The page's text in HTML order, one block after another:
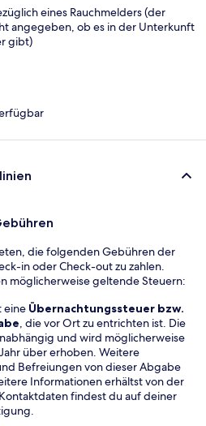
eines Rauchmelders (der
angegeben, ob es in der Unterkunft
gibt)
die folgenden Gebühren der
in oder Check-out zu zahlen.
möglicherweise geltende Steuern:
eine Übernachtungssteuer bzw.
, die vor Ort zu entrichten ist. Die
und wird möglicherweise
über erhoben. Weitere
Befreiungen von dieser Abgabe
Informationen erhältst von der
findest du auf deiner